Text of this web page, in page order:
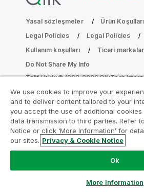
Yasal sözleşmeler
Ürün Koşulları
Legal Policies
Legal Policies
Kullanım koşulları
Ticari markalar
Do Not Share My Info
Telif Hakkı © 1993-2026 QlikTech
Analiz Modernleştirme
Analiz Modernleştirme Programı ile
uygulamalarınızı ödün vermeden
ulaşmak
ampquestions@qlik.com
We use cookies to improve your
and to deliver content tailored to your
you accept the use of additional cookies
data transmission to third parties. Refer
Notice or click ‘More Information’ for
our sites. Privacy & Cookie Notice
Ok
More Information